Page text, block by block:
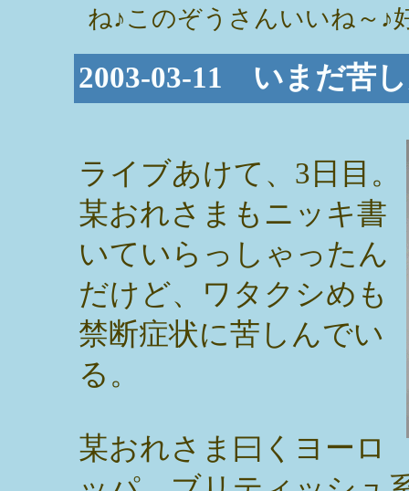
ね♪このぞうさんいいね～♪
2003-03-11 いまだ苦
ライブあけて、3日目。
某おれさまもニッキ書
いていらっしゃったん
だけど、ワタクシめも
禁断症状に苦しんでい
る。
某おれさま曰くヨーロ